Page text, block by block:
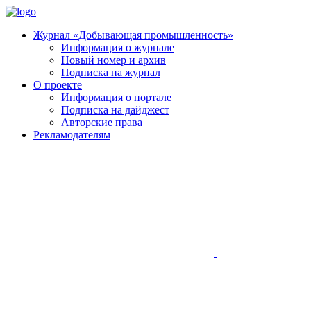
Журнал «Добывающая промышленность»
Информация о журнале
Новый номер и архив
Подписка на журнал
О проекте
Информация о портале
Подписка на дайджест
Авторские права
Рекламодателям